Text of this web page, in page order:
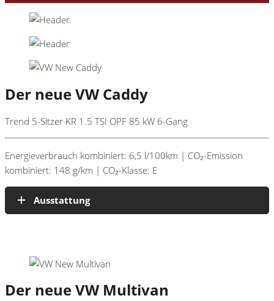
Der neue VW Caddy
Trend 5-Sitzer KR 1.5 TSI OPF 85 kW 6-Gang
Energieverbrauch kombiniert: 6,5 l/100km | CO₂-Emission
kombiniert: 148 g/km | CO₂-Klasse: E
Ausstattung
Der neue VW Multivan